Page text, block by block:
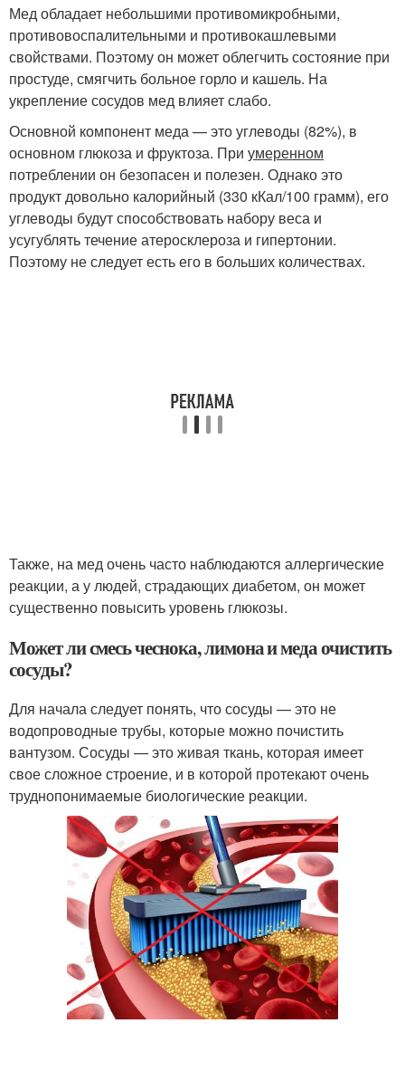
Мед обладает небольшими противомикробными,
противовоспалительными и противокашлевыми
свойствами. Поэтому он может облегчить состояние при
простуде, смягчить больное горло и кашель. На
укрепление сосудов мед влияет слабо.
Основной компонент меда — это углеводы (82%), в
основном глюкоза и фруктоза. При умеренном
потреблении он безопасен и полезен. Однако это
продукт довольно калорийный (330 кКал/100 грамм), его
углеводы будут способствовать набору веса и
усугублять течение атеросклероза и гипертонии.
Поэтому не следует есть его в больших количествах.
Также, на мед очень часто наблюдаются аллергические
реакции, а у людей, страдающих диабетом, он может
существенно повысить уровень глюкозы.
Может ли смесь чеснока, лимона и меда очистить
сосуды?
Для начала следует понять, что сосуды — это не
водопроводные трубы, которые можно почистить
вантузом. Сосуды — это живая ткань, которая имеет
свое сложное строение, и в которой протекают очень
труднопонимаемые биологические реакции.